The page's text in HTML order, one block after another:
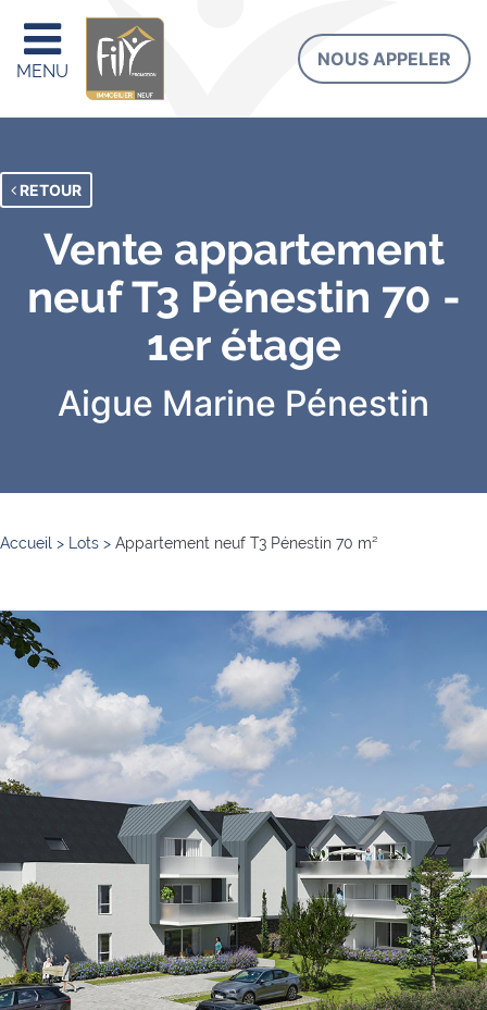
MENU
NOUS APPELER
RETOUR
Vente appartement
neuf T3 Pénestin 70 -
1er étage
Aigue Marine Pénestin
Accueil > Lots > Appartement neuf T3 Pénestin 70 m²